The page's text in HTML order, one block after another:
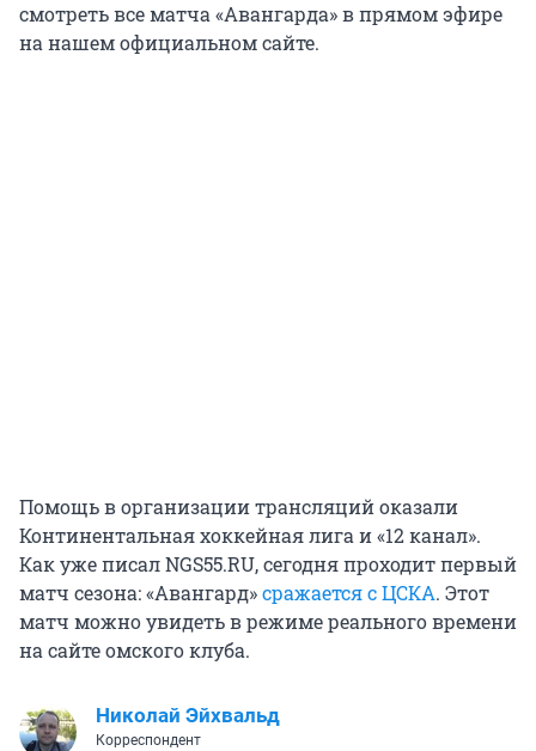
смотреть все матча «Авангарда» в прямом эфире
на нашем официальном сайте.
Помощь в организации трансляций оказали
Континентальная хоккейная лига и «12 канал».
Как уже писал NGS55.RU, сегодня проходит первый
матч сезона: «Авангард»сражается с ЦСКА. Этот
матч можно увидеть в режиме реального времени
на сайте омского клуба.
Николай Эйхвальд
Корреспондент